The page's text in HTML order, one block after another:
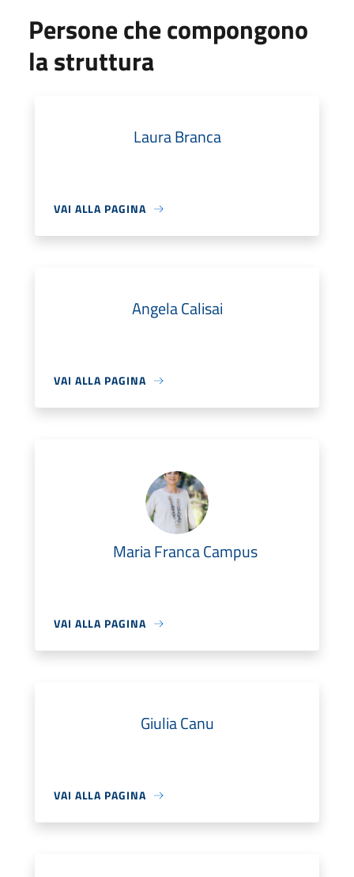
Persone che compongono
la struttura
Laura Branca
VAI ALLA PAGINA
Angela Calisai
VAI ALLA PAGINA
Maria Franca Campus
VAI ALLA PAGINA
Giulia Canu
VAI ALLA PAGINA